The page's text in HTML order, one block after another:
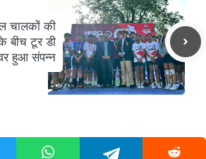
चालकों की
के बीच टूर डी
हुआ संपन्न